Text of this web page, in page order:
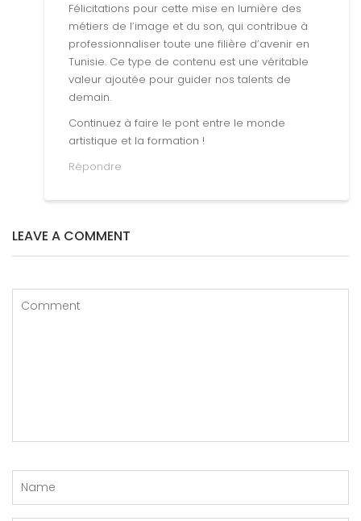
Félicitations pour cette mise en lumière des
métiers de l’image et du son, qui contribue à
professionnaliser toute une filière d’avenir en
Tunisie. Ce type de contenu est une véritable
valeur ajoutée pour guider nos talents de
demain.
Continuez à faire le pont entre le monde
artistique et la formation !
Répondre
LEAVE A COMMENT